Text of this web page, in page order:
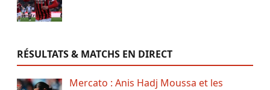
RÉSULTATS & MATCHS EN DIRECT
Mercato : Anis Hadj Moussa et les